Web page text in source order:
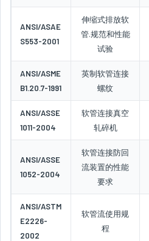
ANSI/ASAE
S553-2001
伸缩式排放软
管.规范和性能
试验
ANSI/ASME
B1.20.7-1991
英制软管连接
螺纹
ANSI/ASSE
1011-2004
软管连接真空
轧碎机
ANSI/ASSE
1052-2004
软管连接防回
流装置的性能
要求
ANSI/ASTM
E2226-
2002
软管流使用规
程